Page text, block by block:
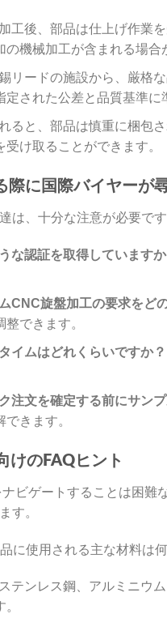
工後、部品は仕上げ作業
機械加工が含まれる場合
リードの施設から、厳格
された公差と品質基準に
ると、部品は慎重に梱包
け取ることができます。
際に国際バイヤーが
は、十分な注意が必要で
な認証を取得していますか
CNC旋盤加工の要求をど
できます。
イムはどれくらいですか？
注文を確定する前にサン
きます。
けのFAQヒント
ビゲートすることは困難
す。
に使用される主な材料は
テンレス鋼、アルミニウ